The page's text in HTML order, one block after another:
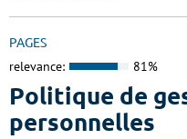
PAGES
relevance: 81%
Politique de
personnelles